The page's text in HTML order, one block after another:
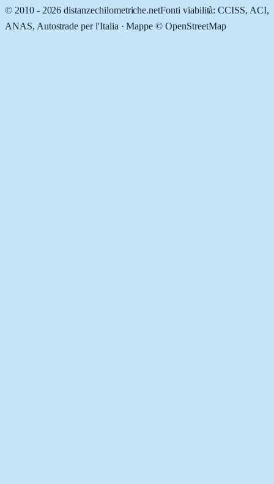
© 2010 - 2026 distanzechilometriche.netFonti viabilità: CCISS, ACI,
ANAS, Autostrade per l'Italia · Mappe © OpenStreetMap